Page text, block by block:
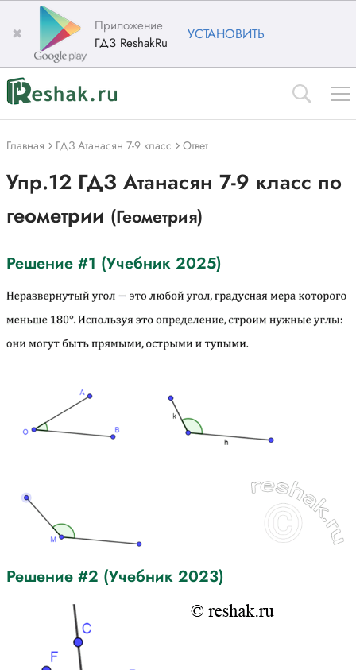
✖
Приложение
ГДЗ ReshakRu
УСТАНОВИТЬ
Главная ГДЗ Атанасян 7-9 класс Ответ
Упр.12 ГДЗ Атанасян 7-9 класс по
геометрии (Геометрия)
Решение #1 (Учебник 2025)
Решение #2 (Учебник 2023)